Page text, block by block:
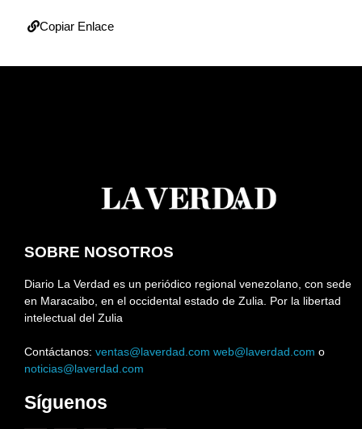
Copiar Enlace
SOBRE NOSOTROS
Diario La Verdad es un periódico regional venezolano, con sede
en Maracaibo, en el occidental estado de Zulia. Por la libertad
intelectual del Zulia
Contáctanos: ventas@laverdad.com web@laverdad.com o
noticias@laverdad.com
Síguenos